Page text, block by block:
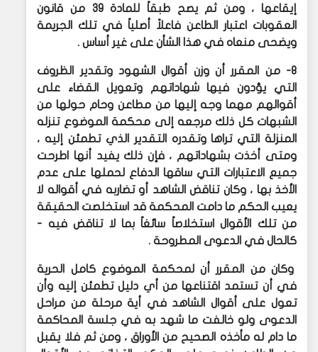
إيقاعها ، ومن ثم يصح طبقاً للمادة 39 من قانون
العقوبات اعتبار الطاعن فاعلاً أصلياً في تلك الجريمة
ويضحى منعاه في هذا الشأن على غير أساس .
8- من المقرر أن وزن أقوال الشهود وتقدير الظروف
التي يؤدون فيها شهاداتهم وتعويل القضاء على
أقوالهم مهما وجه إليها من مطاعن وحام حولها من
الشبهات كل ذلك مرجعه إلى محكمة الموضوع تنزله
المنزلة التي تراها وتقدره التقدير الذي تطمئن إليه ،
ومتى أخذت بشهاداتهم ، فإن ذلك يفيد أنها اطرحت
جميع الاعتبارات التي ساقها الدفاع لحملها على عدم
الأخذ بها ، وكان تناقض الشاهد أو تضاربه في أقواله لا
يعيب الحكم ما دامت المحكمة قد استخلصت الحقيقة
من تلك الأقوال استخلاصاً سائغاً بما لا تناقض فيه -
كالحال في الدعوى المطروحة .
وكان من المقرر أن لمحكمة الموضوع كامل الحرية
في أن تستمد اقتناعها من أي دليل تطمئن إليه وأن
تعول على أقوال الشاهد في أية مرحلة من مراحل
الدعوى ولو خالفت ما شهد به في جلسة المحاكمة
ما دام له مأخذه الصحيح من الأوراق ، ومن ثم فلا يقبل